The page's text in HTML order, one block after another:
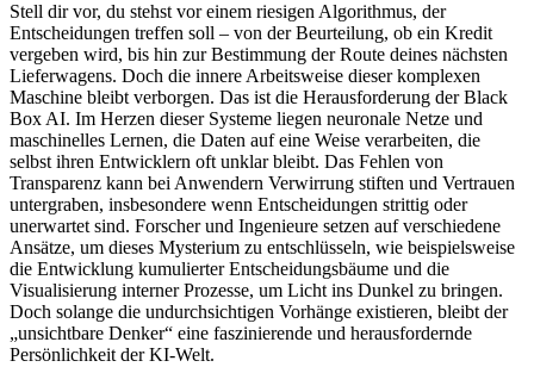
Stell dir vor, du stehst vor einem riesigen Algorithmus, der
Entscheidungen treffen soll – von der Beurteilung, ob ein Kredit
vergeben wird, bis hin zur Bestimmung der Route deines nächsten
Lieferwagens. Doch die innere Arbeitsweise dieser komplexen
Maschine bleibt verborgen. Das ist die Herausforderung der Black
Box AI. Im Herzen dieser Systeme liegen neuronale Netze und
maschinelles Lernen, die Daten auf eine Weise verarbeiten, die
selbst ihren Entwicklern oft unklar bleibt. Das Fehlen von
Transparenz kann bei Anwendern Verwirrung stiften und Vertrauen
untergraben, insbesondere wenn Entscheidungen strittig oder
unerwartet sind. Forscher und Ingenieure setzen auf verschiedene
Ansätze, um dieses Mysterium zu entschlüsseln, wie beispielsweise
die Entwicklung kumulierter Entscheidungsbäume und die
Visualisierung interner Prozesse, um Licht ins Dunkel zu bringen.
Doch solange die undurchsichtigen Vorhänge existieren, bleibt der
„unsichtbare Denker“ eine faszinierende und herausfordernde
Persönlichkeit der KI-Welt.